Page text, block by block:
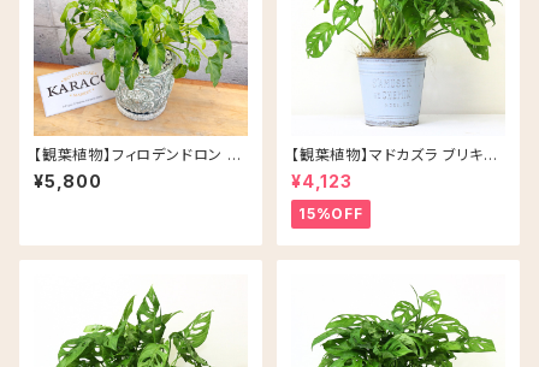
【観葉植物】フィロデンドロン ク
ッカバラ ライム バリエガータ 斑
入り 5号 Rosa セメント鉢
¥5,800
【観葉植物】マドカズラ ブリキ缶
5号 鉢カラー/ブルー
¥4,123
15%OFF